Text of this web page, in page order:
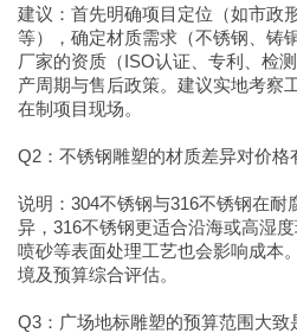
建议：首先明确项目定位（如市政
等），确定材质需求（不锈钢、铸
厂家的资质（ISO认证、专利、检
产周期与售后政策。建议实地考察
在制项目现场。
Q2：不锈钢雕塑的材质差异对价格
说明：304不锈钢与316不锈钢在耐
异，316不锈钢更适合沿海或高湿
喷砂等表面处理工艺也会影响成本
境及预算综合评估。
Q3：广场地标雕塑的预算范围大致